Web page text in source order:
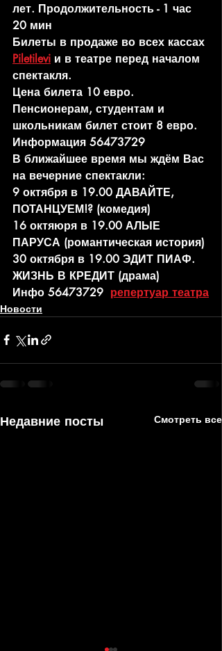
лет. Продолжительность - 1 час
20 мин
Билеты в продаже во всех кассах
Piletilevi и в театре перед началом
спектакля.
Цена билета 10 евро.
Пенсионерам, студентам и
школьникам билет стоит 8 евро.
Информация 56473729
В ближайшее время мы ждём Вас
на вечерние спектакли:
9 октября в 19.00 ДАВАЙТЕ,
ПОТАНЦУЕМ!? (комедия)
16 октяюря в 19.00 АЛЫЕ
ПАРУСА (романтическая история)
30 октября в 19.00 ЭДИТ ПИАФ.
ЖИЗНЬ В КРЕДИТ (драма)
Инфо 56473729 репертуар театра
Новости
Недавние посты Смотреть все